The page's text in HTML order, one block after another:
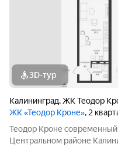
3D-тур
Калининград,ЖК Теодор
ЖК «Теодор Кроне», 2
Теодор Кроне современный жилой квартал класса комфорт+ в
Центральном районе